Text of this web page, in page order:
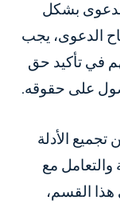
بشكل
الدعوى، يجب
في تأكيد حق
على حقوقه.
تجميع الأدلة
مع
القسم،